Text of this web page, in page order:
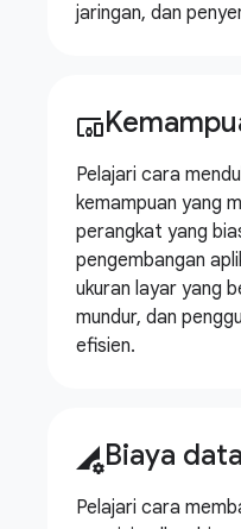
jaringan, dan
devices_other
Pelajari cara
kemampuan yang
perangkat yang
pengembangan
ukuran layar yang
mundur, dan
efisien.
perm_data_settingBiaya data
Pelajari cara